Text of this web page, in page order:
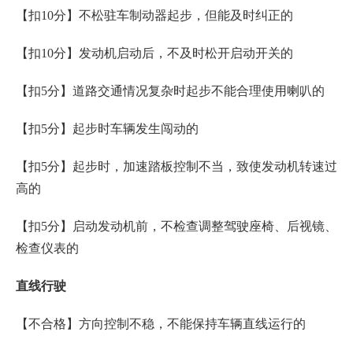
【扣10分】不松驻车制动器起步，但能及时纠正的
【扣10分】发动机启动后，不及时松开启动开关的
【扣5分】道路交通情况复杂时起步不能合理使用喇叭的
【扣5分】起步时车辆发生闯动的
【扣5分】起步时，加速踏板控制不当，致使发动机转速过
高的
【扣5分】启动发动机前，不检查调整驾驶座椅、后视镜、
检查仪表的
直线行驶
【不合格】方向控制不稳，不能保持车辆直线运行的